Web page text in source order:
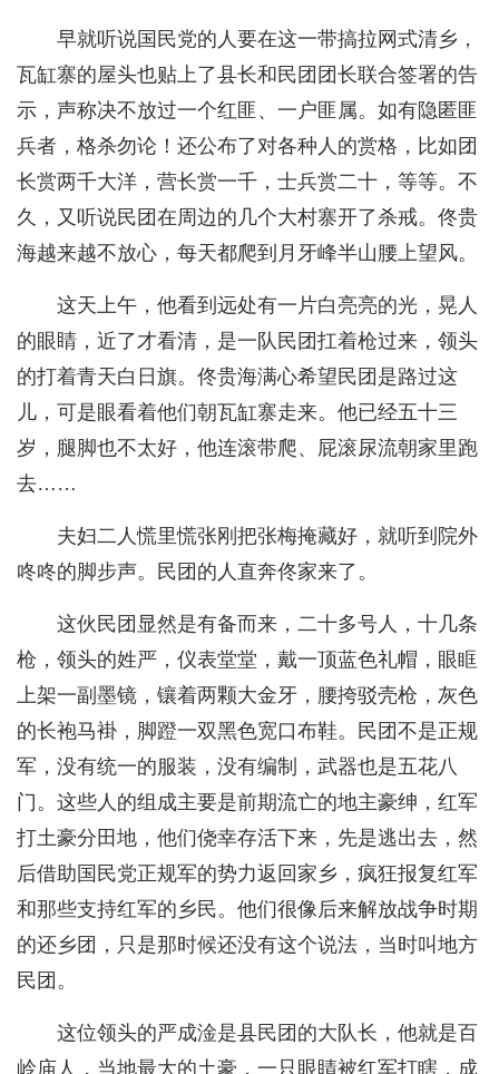
早就听说国民党的人要在这一带搞拉网式清乡，
瓦缸寨的屋头也贴上了县长和民团团长联合签署的告
示，声称决不放过一个红匪、一户匪属。如有隐匿匪
兵者，格杀勿论！还公布了对各种人的赏格，比如团
长赏两千大洋，营长赏一千，士兵赏二十，等等。不
久，又听说民团在周边的几个大村寨开了杀戒。佟贵
海越来越不放心，每天都爬到月牙峰半山腰上望风。
这天上午，他看到远处有一片白亮亮的光，晃人
的眼睛，近了才看清，是一队民团扛着枪过来，领头
的打着青天白日旗。佟贵海满心希望民团是路过这
儿，可是眼看着他们朝瓦缸寨走来。他已经五十三
岁，腿脚也不太好，他连滚带爬、屁滚尿流朝家里跑
去……
夫妇二人慌里慌张刚把张梅掩藏好，就听到院外
咚咚的脚步声。民团的人直奔佟家来了。
这伙民团显然是有备而来，二十多号人，十几条
枪，领头的姓严，仪表堂堂，戴一顶蓝色礼帽，眼眶
上架一副墨镜，镶着两颗大金牙，腰挎驳壳枪，灰色
的长袍马褂，脚蹬一双黑色宽口布鞋。民团不是正规
军，没有统一的服装，没有编制，武器也是五花八
门。这些人的组成主要是前期流亡的地主豪绅，红军
打土豪分田地，他们侥幸存活下来，先是逃出去，然
后借助国民党正规军的势力返回家乡，疯狂报复红军
和那些支持红军的乡民。他们很像后来解放战争时期
的还乡团，只是那时候还没有这个说法，当时叫地方
民团。
这位领头的严成淦是县民团的大队长，他就是百
岭庙人，当地最大的土豪，一只眼睛被红军打瞎，成